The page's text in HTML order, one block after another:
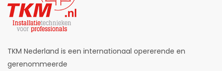
TKM Nederland is een internationaal opererende en
gerenommeerde